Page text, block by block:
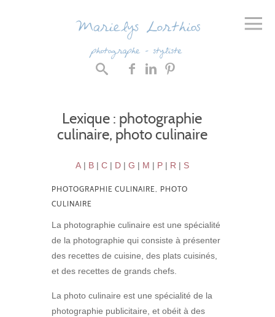
Lexique : photographie
culinaire, photo culinaire
A| B| C| D| G | M | P| R| S
PHOTOGRAPHIE CULINAIRE, PHOTO
CULINAIRE
La photographie culinaire est une spécialité
de la photographie qui consiste à présenter
des recettes de cuisine, des plats cuisinés,
et des recettes de grands chefs.
La photo culinaire est une spécialité de la
photographie publicitaire, et obéit à des